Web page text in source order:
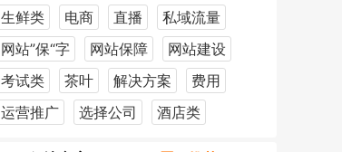
生鲜类
电商 直播
私域流量
网站”保“字
网站保障
网站建设
考试类
茶叶 解决方案
费用
运营推广
选择公司 酒店类